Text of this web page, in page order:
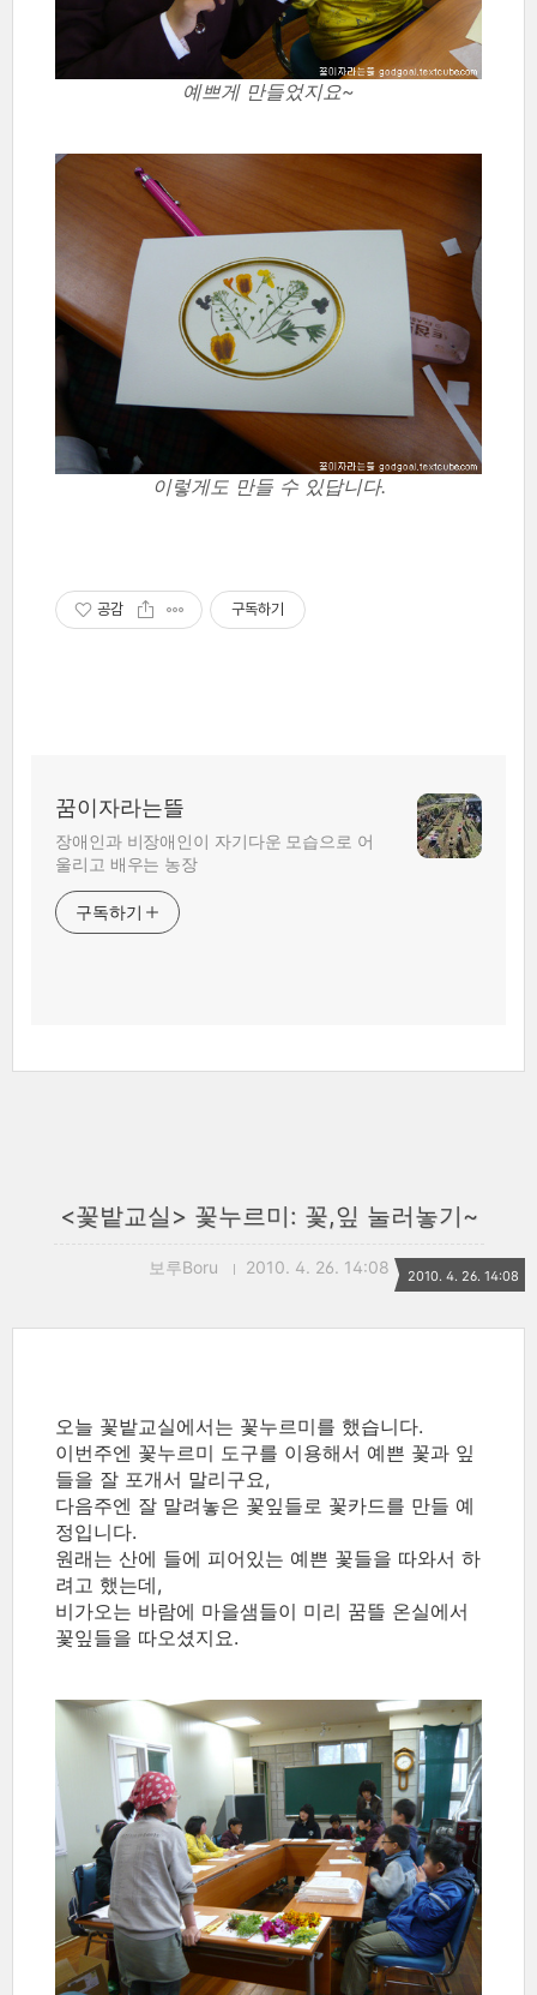
예쁘게 만들었지요~
이렇게도 만들 수 있답니다.
공감 구독하기
꿈이자라는뜰
장애인과 비장애인이 자기다운 모습으로 어
울리고 배우는 농장
구독하기
<꽃밭교실> 꽃누르미: 꽃,잎 눌러놓기~
보루Boru 2010. 4. 26. 14:08 2010. 4. 26. 14:08
오늘 꽃밭교실에서는 꽃누르미를 했습니다.
이번주엔 꽃누르미 도구를 이용해서 예쁜 꽃과 잎
들을 잘 포개서 말리구요,
다음주엔 잘 말려놓은 꽃잎들로 꽃카드를 만들 예
정입니다.
원래는 산에 들에 피어있는 예쁜 꽃들을 따와서 하
려고 했는데,
비가오는 바람에 마을샘들이 미리 꿈뜰 온실에서
꽃잎들을 따오셨지요.